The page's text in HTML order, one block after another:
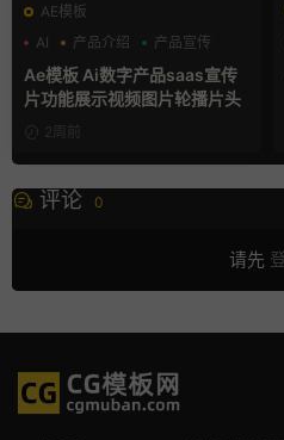
AE模板
AI
产品介绍 产品宣传
Ae模板 Ai数字产品saas宣传
片功能展示视频图片轮播片头
2周前
评论 0
请先